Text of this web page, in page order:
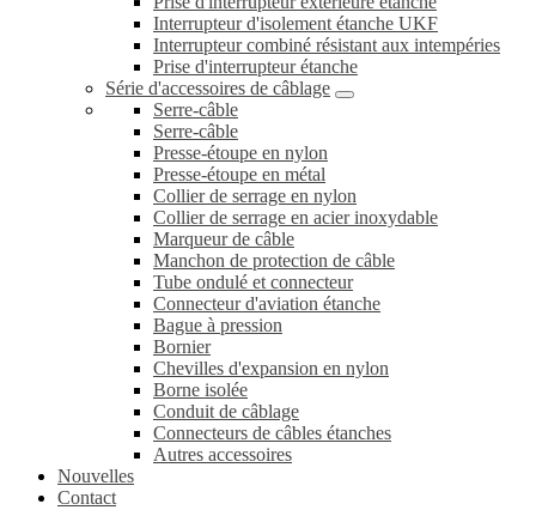
Interrupteur d'isolement étanche UKF
Interrupteur combiné résistant aux intempéries
Prise d'interrupteur étanche
Série d'accessoires de câblage
Serre-câble
Serre-câble
Presse-étoupe en nylon
Presse-étoupe en métal
Collier de serrage en nylon
Collier de serrage en acier inoxydable
Marqueur de câble
Manchon de protection de câble
Tube ondulé et connecteur
Connecteur d'aviation étanche
Bague à pression
Bornier
Chevilles d'expansion en nylon
Borne isolée
Conduit de câblage
Connecteurs de câbles étanches
Autres accessoires
Nouvelles
Contact